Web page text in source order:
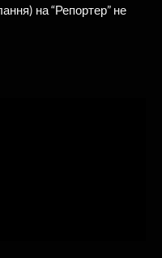
на “Репортер” не